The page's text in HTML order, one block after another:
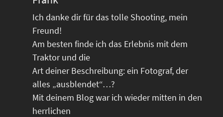
Ich danke dir für das tolle Shooting, mein
Freund!
Am besten finde ich das Erlebnis mit dem
Traktor und die
Art deiner Beschreibung: ein Fotograf, der
alles „ausblendet“…?
Mit deinem Blog war ich wieder mitten in den
herrlichen